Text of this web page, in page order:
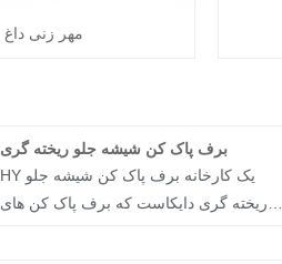
مهر زنی داغ
برف پاک کن شیشه جلو ریخته گری
HY یک کارخانه برف پاک کن شیشه جلو
ریخته گری دایکاست که برف پاک کن های